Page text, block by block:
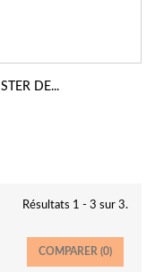
DE...
Résultats 1 - 3 sur 3.
COMPARER (0)